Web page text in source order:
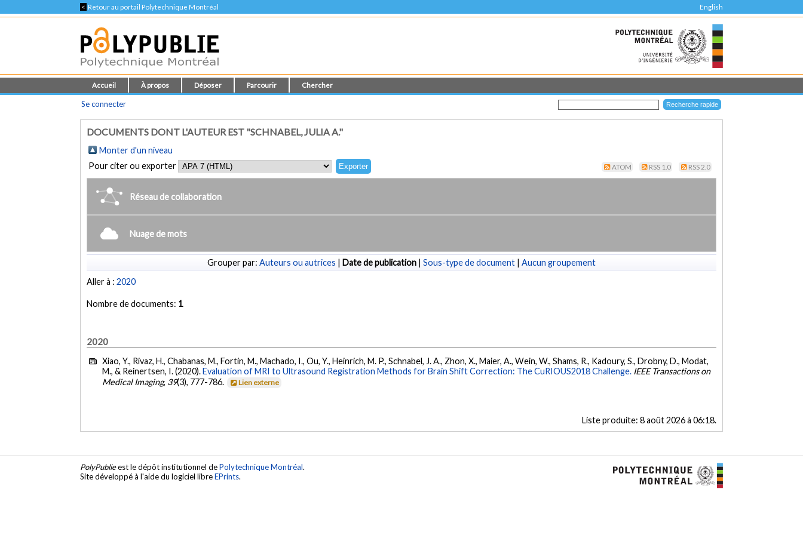
< Retour au portail Polytechnique Montréal English
Accueil À propos Déposer Parcourir Chercher
Se connecter
DOCUMENTS DONT L'AUTEUR EST "SCHNABEL, JULIA A."
Monter d'un niveau
Pour citer ou exporter
ATOM RSS 1.0 RSS 2.0
Réseau de collaboration
Nuage de mots
Grouper par: Auteurs ou autrices | Date de publication | Sous-type de document | Aucun groupement
Aller à :2020
Nombre de documents: 1
2020
Xiao, Y., Rivaz, H., Chabanas, M., Fortin, M., Machado, I., Ou, Y., Heinrich, M. P., Schnabel, J. A., Zhon, X., Maier, A., Wein, W., Shams, R., Kadoury, S., Drobny, D., Modat,
M., & Reinertsen, I. (2020).Evaluation of MRI to Ultrasound Registration Methods for Brain Shift Correction: The CuRIOUS2018 Challenge. IEEE Transactions on
Medical Imaging, 39(3), 777-786. Lien externe
Liste produite: 8 août 2026 à 06:18.
PolyPublieest le dépôt institutionnel dePolytechnique Montréal.
Site développé à l'aide du logiciel libreEPrints.